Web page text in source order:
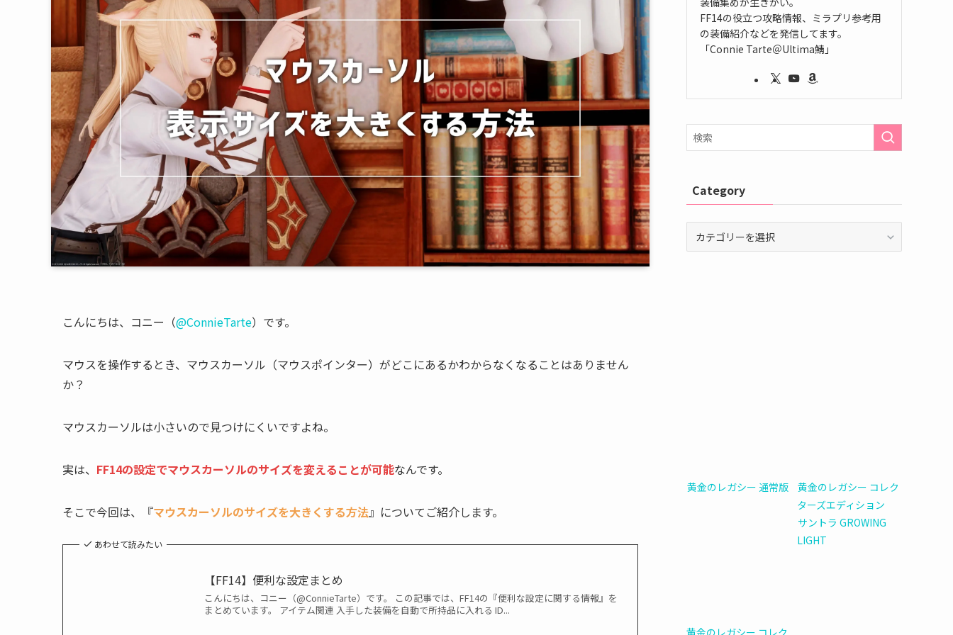
こんにちは、コニー（@ConnieTarte）です。
マウスを操作するとき、マウスカーソル（マウスポインター）がどこにあるかわからなくなることはありません
か？
マウスカーソルは小さいので見つけにくいですよね。
実は、 FF14の設定でマウスカーソルのサイズを変えることが可能なんです。
そこで今回は、『マウスカーソルのサイズを大きくする方法』についてご紹介します。
あわせて読みたい
【FF14】便利な設定まとめ
こんにちは、コニー（@ConnieTarte）です。 この記事では、FF14の『便利な設定に関する情報』を
まとめています。 アイテム関連 入手した装備を自動で所持品に入れる ID...
FF14の役立つ攻略情報、ミラプリ参考用
の装備紹介などを発信してます。
「Connie Tarte＠Ultima鯖」
Category
黄金のレガシー 通常版
黄金のレガシー コレク
ターズエディション
黄金のレガシー コレク
サントラ GROWING
LIGHT